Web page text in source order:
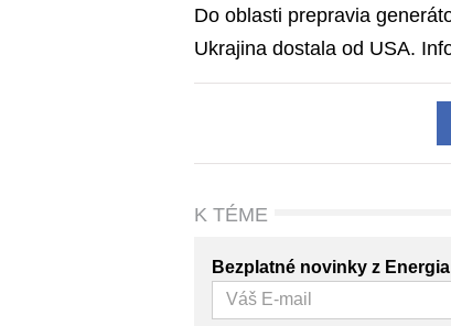
Do oblasti prepravia
Ukrajina dostala od USA.
K TÉME
Bezplatné novinky z